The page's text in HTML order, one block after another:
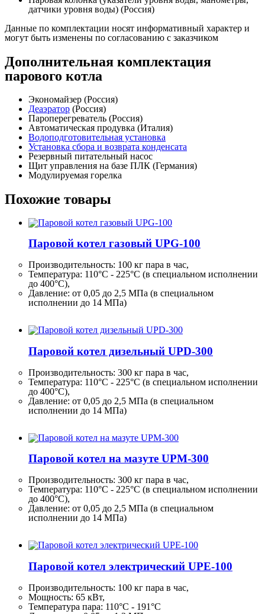
датчики уровня воды) (Россия)
Данные по комплектации носят информативный характер и
могут быть изменены по согласованию с заказчиком
Дополнительная комплектация
парового котла
Экономайзер (Россия)
Деаэратор (Россия)
Пароперегреватель (Россия)
Автоматическая продувка (Италия)
Водоподготовительная установка
Установка сбора и возврата конденсата
Резервный питательный насос
Щит управления на базе ПЛК (Германия)
Модулируемая горелка
Похожие товары
Паровой котел газовый UPG-100
Производительность: 100 кг пара в час,
Температура: 110°C - 225°C (в специальном исполнении
до 400°C),
Давление: от 0,05 до 2,5 МПа (в специальном
исполнении до 14 МПа)
Паровой котел дизельный UPD-300
Производительность: 300 кг пара в час,
Температура: 110°C - 225°C (в специальном исполнении
до 400°C),
Давление: от 0,05 до 2,5 МПа (в специальном
исполнении до 14 МПа)
Паровой котел на мазуте UPM-300
Производительность: 300 кг пара в час,
Температура: 110°C - 225°C (в специальном исполнении
до 400°C),
Давление: от 0,05 до 2,5 МПа (в специальном
исполнении до 14 МПа)
Паровой котел электрический UPE-100
Производительность: 100 кг пара в час,
Мощность: 65 кВт,
Температура пара: 110°C - 191°C